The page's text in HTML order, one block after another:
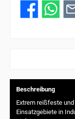
Beschreibung
Extrem reißfeste
Einsatzgebiete in